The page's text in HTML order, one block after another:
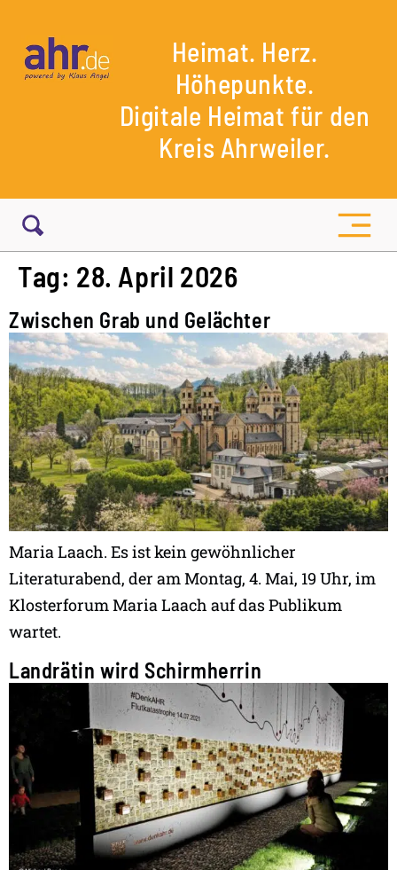
Heimat. Herz.
Höhepunkte.
Digitale Heimat für den
Kreis Ahrweiler.
Tag: 28. April 2026
Zwischen Grab und Gelächter
Maria Laach. Es ist kein gewöhnlicher
Literaturabend, der am Montag, 4. Mai, 19 Uhr, im
Klosterforum Maria Laach auf das Publikum
wartet.
Landrätin wird Schirmherrin